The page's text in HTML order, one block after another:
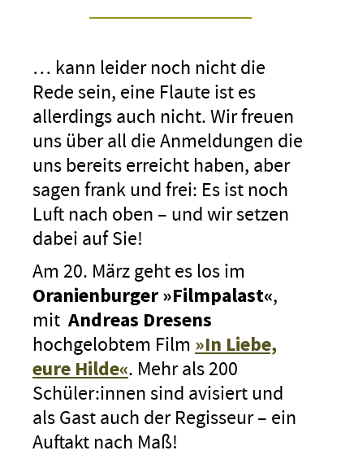
… kann leider noch nicht die
Rede sein, eine Flaute ist es
allerdings auch nicht. Wir freuen
uns über all die Anmeldungen die
uns bereits erreicht haben, aber
sagen frank und frei: Es ist noch
Luft nach oben – und wir setzen
dabei auf Sie!
Am 20. März geht es los im
Oranienburger »Filmpalast«,
mit Andreas Dresens
hochgelobtem Film »In Liebe,
eure Hilde«. Mehr als 200
Schüler:innen sind avisiert und
als Gast auch der Regisseur – ein
Auftakt nach Maß!